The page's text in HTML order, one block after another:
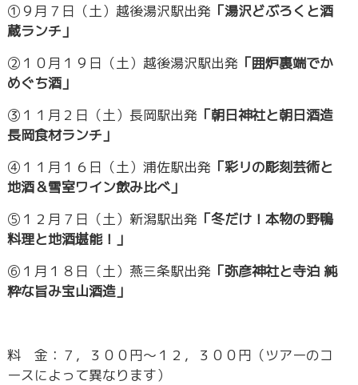
①９月７日（土）越後湯沢駅出発 「湯沢どぶろくと酒
蔵ランチ」
②１０月１９日（土）越後湯沢駅出発 「囲炉裏端でか
めぐち酒」
③１１月２日（土）長岡駅出発 「朝日神社と朝日酒造
長岡食材ランチ」
④１１月１６日（土）浦佐駅出発 「彩リの彫刻芸術と
地酒＆雪室ワイン飲み比べ」
⑤１２月７日（土）新潟駅出発 「冬だけ！本物の野鴨
料理と地酒堪能！」
⑥１月１８日（土）燕三条駅出発 「弥彦神社と寺泊 純
粋な旨み宝山酒造」
料 金：７，３００円～１２，３００円（ツアーのコ
ースによって異なります）